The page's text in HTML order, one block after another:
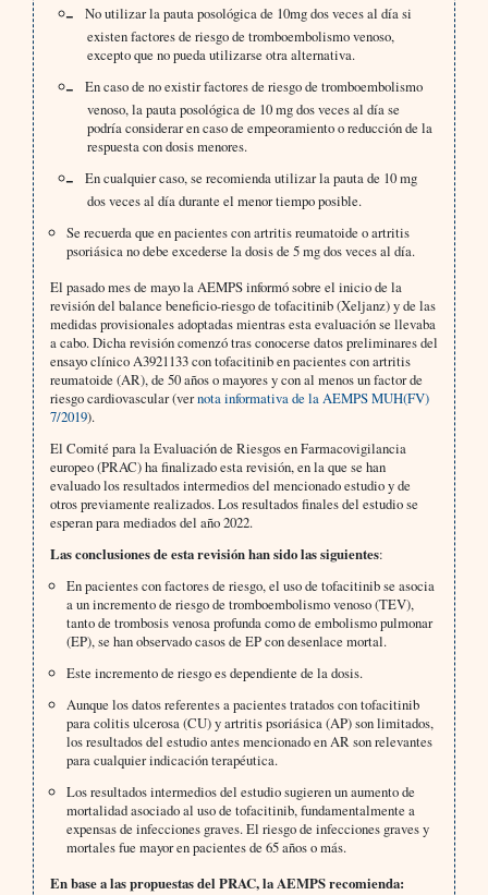
No utilizar la pauta posológica de 10mg dos veces al día si
existen factores de riesgo de tromboembolismo venoso,
excepto que no pueda utilizarse otra alternativa.
En caso de no existir factores de riesgo de tromboembolismo
venoso, la pauta posológica de 10 mg dos veces al día se
podría considerar en caso de empeoramiento o reducción de la
respuesta con dosis menores.
En cualquier caso, se recomienda utilizar la pauta de 10 mg
dos veces al día durante el menor tiempo posible.
Se recuerda que en pacientes con artritis reumatoide o artritis
psoriásica no debe excederse la dosis de 5 mg dos veces al día.
El pasado mes de mayo la AEMPS informó sobre el inicio de la
revisión del balance beneficio-riesgo de tofacitinib (Xeljanz) y de las
medidas provisionales adoptadas mientras esta evaluación se llevaba
a cabo. Dicha revisión comenzó tras conocerse datos preliminares del
ensayo clínico A3921133 con tofacitinib en pacientes con artritis
reumatoide (AR), de 50 años o mayores y con al menos un factor de
riesgo cardiovascular (vernota informativa de la AEMPS MUH(FV)
7/2019).
El Comité para la Evaluación de Riesgos en Farmacovigilancia
europeo (PRAC) ha finalizado esta revisión, en la que se han
evaluado los resultados intermedios del mencionado estudio y de
otros previamente realizados. Los resultados finales del estudio se
esperan para mediados del año 2022.
Las conclusiones de esta revisión han sido las siguientes:
En pacientes con factores de riesgo, el uso de tofacitinib se asocia
a un incremento de riesgo de tromboembolismo venoso (TEV),
tanto de trombosis venosa profunda como de embolismo pulmonar
(EP), se han observado casos de EP con desenlace mortal.
Este incremento de riesgo es dependiente de la dosis.
Aunque los datos referentes a pacientes tratados con tofacitinib
para colitis ulcerosa (CU) y artritis psoriásica (AP) son limitados,
los resultados del estudio antes mencionado en AR son relevantes
para cualquier indicación terapéutica.
Los resultados intermedios del estudio sugieren un aumento de
mortalidad asociado al uso de tofacitinib, fundamentalmente a
expensas de infecciones graves. El riesgo de infecciones graves y
mortales fue mayor en pacientes de 65 años o más.
En base a las propuestas del PRAC, la AEMPS recomienda: